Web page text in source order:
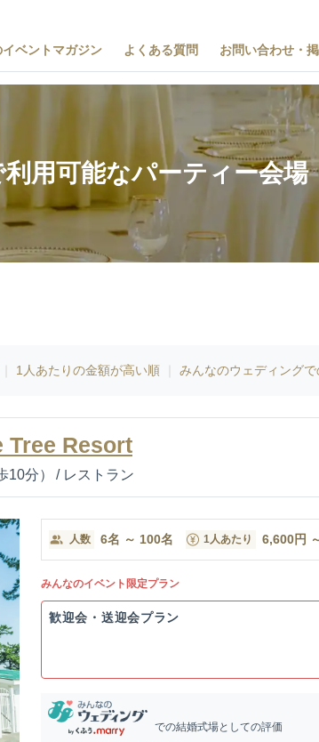
ベントマガジン よくある質問 お問い合わせ・
利用可能なパーティー会場
1人あたりの金額が高い順 みんなのウェディング
Tree Resort
分） / レストラン
人数 6名 ～ 100名 1人あたり 6,600円
みんなのイベント限定プラン
歓迎会・送迎会プラン
での結婚式場としての評価